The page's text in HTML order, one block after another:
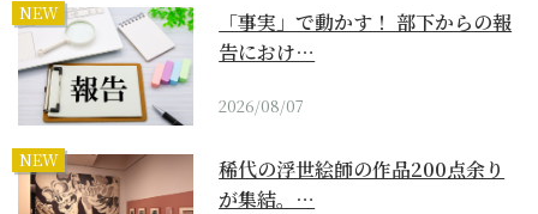
NEW
「事実」で動かす！ 部下からの報
告におけ…
2026/08/07
NEW
稀代の浮世絵師の作品200点余り
が集結。…